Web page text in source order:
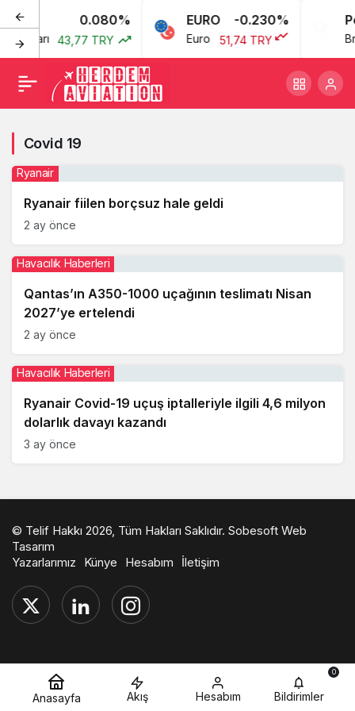
0.080%
Doları 43,77 TRY
EURO -0.230%
Euro 51,74 TRY
Covid 19
Ryanair fiilen borçsuz hale geldi
Ryanair
2 ay önce
Qantas’ın A350-1000 uçağının teslimatı Nisan
2027’ye ertelendi
Havacılık Haberleri
2 ay önce
Ryanair Covid-19 uçuş iptalleriyle ilgili 4,6 milyon
dolarlık davayı kazandı
Havacılık Haberleri
3 ay önce
© Telif Hakkı 2026, Tüm Hakları Saklıdır. Sobesoft Web
Tasarım
Yazarlarımız
Künye Hesabım İletişim
Anasayfa Akış Hesabım Bildirimler
0